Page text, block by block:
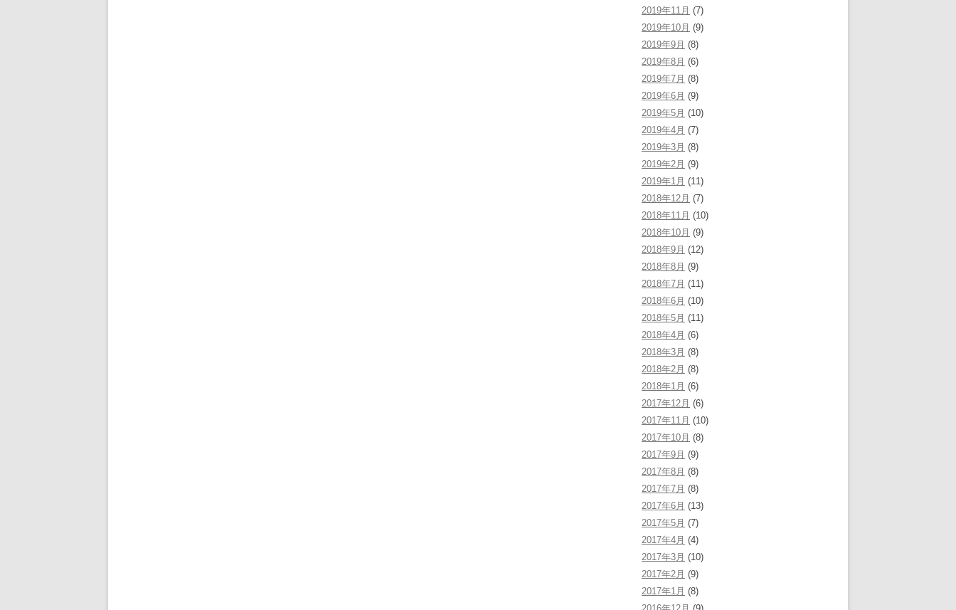
2019年11月 (7)
2019年10月 (9)
2019年9月 (8)
2019年8月 (6)
2019年7月 (8)
2019年6月 (9)
2019年5月 (10)
2019年4月 (7)
2019年3月 (8)
2019年2月 (9)
2019年1月 (11)
2018年12月 (7)
2018年11月 (10)
2018年10月 (9)
2018年9月 (12)
2018年8月 (9)
2018年7月 (11)
2018年6月 (10)
2018年5月 (11)
2018年4月 (6)
2018年3月 (8)
2018年2月 (8)
2018年1月 (6)
2017年12月 (6)
2017年11月 (10)
2017年10月 (8)
2017年9月 (9)
2017年8月 (8)
2017年7月 (8)
2017年6月 (13)
2017年5月 (7)
2017年4月 (4)
2017年3月 (10)
2017年2月 (9)
2017年1月 (8)